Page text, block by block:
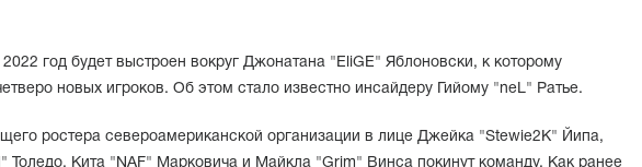
год будет выстроен вокруг Джонатана "EliGE" Яблоновски, к которому
новых игроков. Об этом стало известно инсайдеру Гийому "neL" Ратье.
ростера североамериканской организации в лице Джейка "Stewie2K" Йипа,
Толедо, Кита "NAF" Марковича и Майкла "Grim" Винса покинут команду. Как ранее